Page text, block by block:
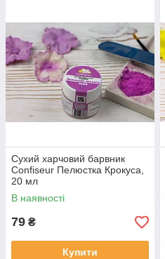
Сухий харчовий барвник
Confiseur Пелюстка Крокуса,
20 мл
В наявності
79 ₴
Купити